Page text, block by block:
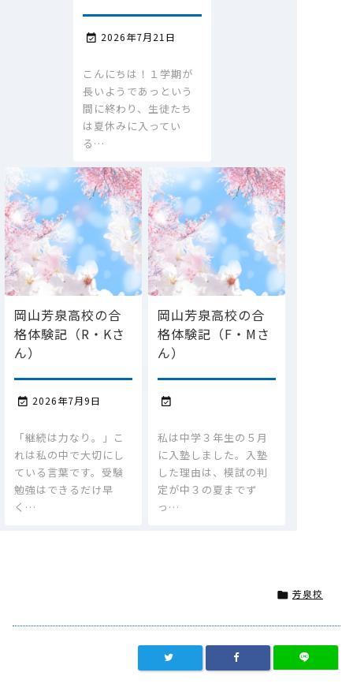
 2026年7月21日
こんにちは！１学期が
長いようであっという
間に終わり、生徒たち
は夏休みに入ってい
る…
岡山芳泉高校の合
格体験記（R・Kさ
ん）
 2026年7月9日
「継続は力なり。」こ
れは私の中で大切にし
ている言葉です。受験
勉強はできるだけ早
く…
岡山芳泉高校の合
格体験記（F・Mさ
ん）

私は中学３年生の５月
に入塾しました。入塾
した理由は、模試の判
定が中３の夏までず
っ…
 芳泉校